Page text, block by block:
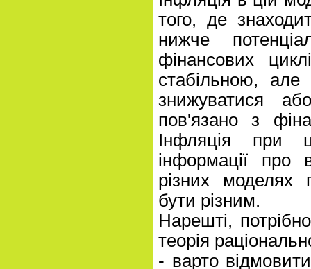
того, де
нижче
фінансових
стабільною,
знижуватися
пов'язано з
Інфляція при
інформації
різних моделях
бути різним.
Нарешті,
теорія
- варто